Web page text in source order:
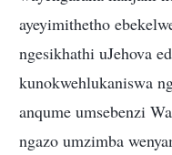
ayeyimithetho
ngesikhathi uJehova
kunokwehlukaniswa
anqume umsebenzi
ngazo umzimba